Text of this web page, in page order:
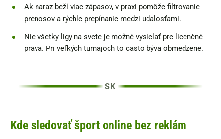
Ak naraz beží viac zápasov, v praxi pomôže filtrovanie
prenosov a rýchle prepínanie medzi udalosťami.
Nie všetky ligy na svete je možné vysielať pre licenčné
práva. Pri veľkých turnajoch to často býva obmedzené.
Kde sledovať šport online bez reklám